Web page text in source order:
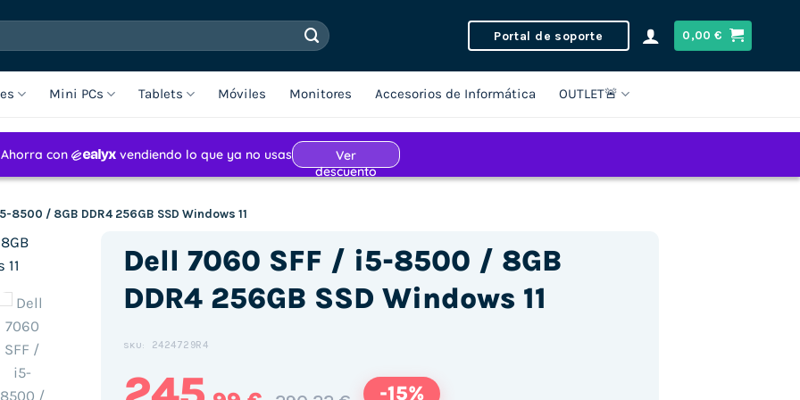
Portal de soporte 0,00€
Mini PCs Tablets Móviles Monitores Accesorios de Informática OUTLET🚨
8500 / 8GB DDR4 256GB SSD Windows 11
Dell 7060 SFF / i5-8500 / 8GB
DDR4 256GB SSD Windows 11
SKU: 2424729R4
-15%